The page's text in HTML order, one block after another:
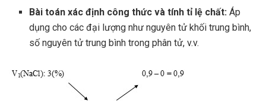
Bài toán xác định công thức và tính tỉ lệ chất: Áp
dụng cho các đại lượng như nguyên tử khối trung bình,
số nguyên tử trung bình trong phân tử, v.v.